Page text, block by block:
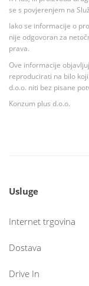
se s povjerenjem na
Iako se informacije o
nije odgovoran za
prava.
Ove informacije
reproducirati na bilo
d.o.o. niti bez pisane
Konzum plus d.o.o.
Usluge
Internet trgovina
Dostava
Drive In